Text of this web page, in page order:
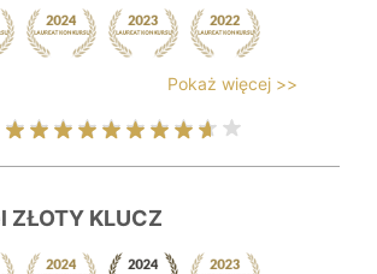
Pokaż więcej >>
ZŁOTY KLUCZ